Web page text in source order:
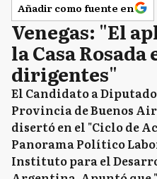
Añadir como fuente en
Venegas: "El
la Casa
dirigentes"
El Candidato a
Provincia de Buenos
disertó en el "Ciclo de
Panorama Político
Instituto para el